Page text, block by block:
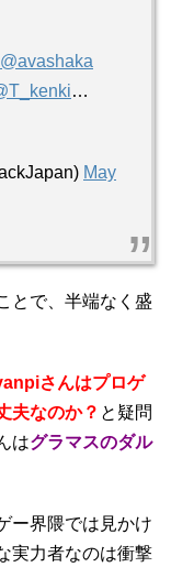
@avashaka
…
May
とで、半端なく盛
さんはプロゲ
夫なのか？ と疑問
はグラマスのダル
ー界隈では見かけ
実力者なのは衝撃